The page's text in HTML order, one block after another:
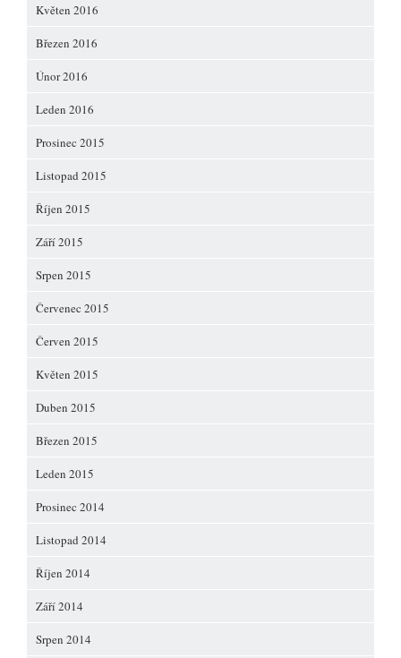
Květen 2016
Březen 2016
Únor 2016
Leden 2016
Prosinec 2015
Listopad 2015
Říjen 2015
Září 2015
Srpen 2015
Červenec 2015
Červen 2015
Květen 2015
Duben 2015
Březen 2015
Leden 2015
Prosinec 2014
Listopad 2014
Říjen 2014
Září 2014
Srpen 2014